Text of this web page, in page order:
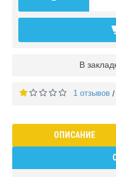
В
1 отзывов /
ОПИСАНИЕ